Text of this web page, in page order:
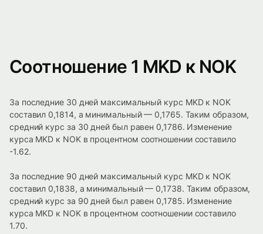
Соотношение 1 MKD к NOK
За последние 30 дней максимальный курс MKD к NOK
составил 0,1814, а минимальный — 0,1765. Таким образом,
средний курс за 30 дней был равен 0,1786. Изменение
курса MKD к NOK в процентном соотношении составило
-1.62.
За последние 90 дней максимальный курс MKD к NOK
составил 0,1838, а минимальный — 0,1738. Таким образом,
средний курс за 90 дней был равен 0,1785. Изменение
курса MKD к NOK в процентном соотношении составило
1.70.